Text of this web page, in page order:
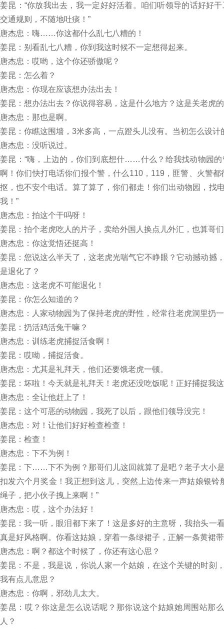
姜昆：“你放我出去，我一定好好活着。咱们听领导的话好好
交通规则，不随地吐痰！”
唐杰忠：嗨……你这都什么乱七八糟的！
姜昆：别看乱七八糟，你到我这时候不一定想得起来。
唐杰忠：哎哟，这个你还骄傲呢？
姜昆：怎么着？
唐杰忠：你现在应该想办法出去！
姜昆：想办法出去？你说得容易，这是什么地方？这是关老虎
唐杰忠：那也是啊。
姜昆：你瞧这围墙，3米多高，一点蹬头儿没有。当初怎么设计
唐杰忠：没听说过。
姜昆：“嗨，上边的，你们到底想什……什么？给我找动物园
啊！你们快打电话你们报个警，什么110，119，匪警、火警
抠，也不安个电话。算了算了，你们都走！你们出动物园，找
我！”
唐杰忠：拍这个干吗呀！
姜昆：拍个老虎吃人的片子，卖给外国人换点儿外汇，也算哥
唐杰忠：你这觉悟还挺高！
姜昆：您说这么半天了，这老虎光喘气它不睁眼？它动撼动
是退化了？
唐杰忠：这老虎不可能退化！
姜昆：你怎么知道的？
唐杰忠：人家动物园为了保持老虎的野性，经常往老虎洞里扔
姜昆：扔活鸡活兔干嘛？
唐杰忠：训练老虎捕捉活食啊！
姜昆：哎呦，捕捉活食。
唐杰忠：尤其是礼拜天，他们还要饿老虎一顿。
姜昆：坏啦！今天就是礼拜天！老虎还没吃饭呢！正好捕捉我
唐杰忠：全让他赶上了！
姜昆：这个可恶的动物园，我死了以后，跟他们领导没完！
唐杰忠：对！让他们好好检查检查！
姜昆：检查！
唐杰忠：下不为例！
姜昆：下……下不为例？那哥们儿这回就算了是吧？老子大小
扣发六个月奖金！我正想到这儿，突然上边传来一声姑娘银
绳子，把小伙子拽上来啊！”
唐杰忠：哎，这个办法好！
姜昆：我一听，眼泪都下来了！这是多好的主意呀，我抬头一
真是好风格啊。你看这姑娘，穿着一条绿裙子，正解一条黄
唐杰忠：啊？都这个时候了，你还有这心思？
姜昆：不是，我是说，你说人家一个姑娘，在这个关键的时
我有点儿意思？
唐杰忠：你啊，邪劲儿太大。
姜昆：哎？你这是怎么说话呢？那你说这个姑娘她周围站那
人？